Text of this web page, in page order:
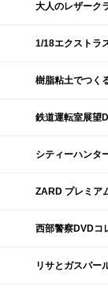
大人のレザーク
1/18エクストラ
樹脂粘土でつく
鉄道運転室展望
シティーハンタ
ZARD プレミア
西部警察DVDコ
リサとガスパー